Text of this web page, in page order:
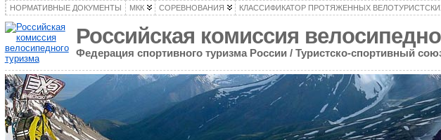
НОРМАТИВНЫЕ ДОКУМЕНТЫ МКК СОРЕВНОВАНИЯ КЛАССИФИКАТОР ПРОТЯЖЕННЫХ
Российская комиссия
Федерация спортивного туризма России / Туристско-спортивный